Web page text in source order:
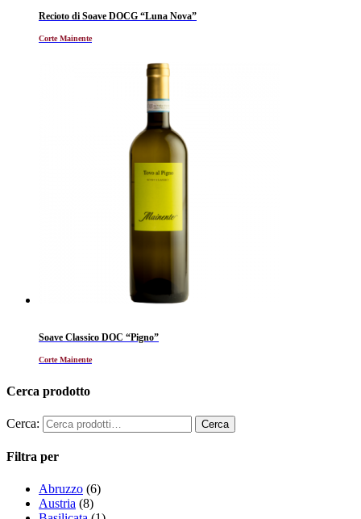
Recioto di Soave DOCG “Luna Nova”
Corte Mainente
Soave Classico DOC “Pigno”
Corte Mainente
Cerca prodotto
Cerca:
Filtra per
Abruzzo (6)
Austria (8)